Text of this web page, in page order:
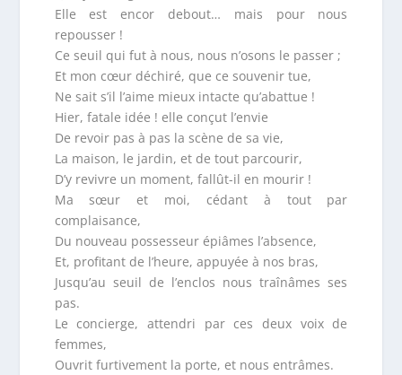
Elle est encor debout… mais pour nous
repousser !
Ce seuil qui fut à nous, nous n’osons le passer ;
Et mon cœur déchiré, que ce souvenir tue,
Ne sait s’il l’aime mieux intacte qu’abattue !
Hier, fatale idée ! elle conçut l’envie
De revoir pas à pas la scène de sa vie,
La maison, le jardin, et de tout parcourir,
D’y revivre un moment, fallût-il en mourir !
Ma sœur et moi, cédant à tout par
complaisance,
Du nouveau possesseur épiâmes l’absence,
Et, profitant de l’heure, appuyée à nos bras,
Jusqu’au seuil de l’enclos nous traînâmes ses
pas.
Le concierge, attendri par ces deux voix de
femmes,
Ouvrit furtivement la porte, et nous entrâmes.